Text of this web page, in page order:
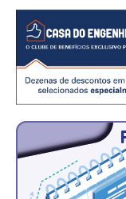
APOSENTADORIA
CONVÊNIOS
PLANO DE SAÚDE
CONSÓRCIOS
CAMPANHAS